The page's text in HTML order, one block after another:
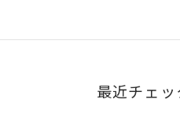
最近チェ